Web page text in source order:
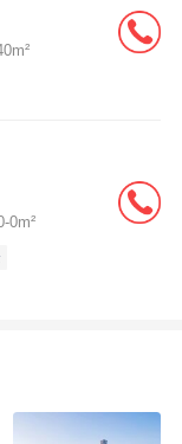
线城市和富裕
0m²